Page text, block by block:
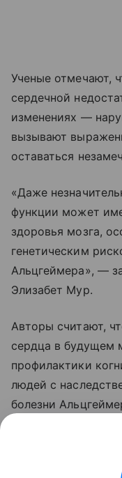
Ученые отмечают,
сердечной
изменениях —
вызывают
оставаться
«Даже
функции может
здоровья мозга,
генетическим
Альцгеймера», —
Элизабет Мур.
Авторы считают,
сердца в будущем
профилактики
людей с
болезни
напрямую